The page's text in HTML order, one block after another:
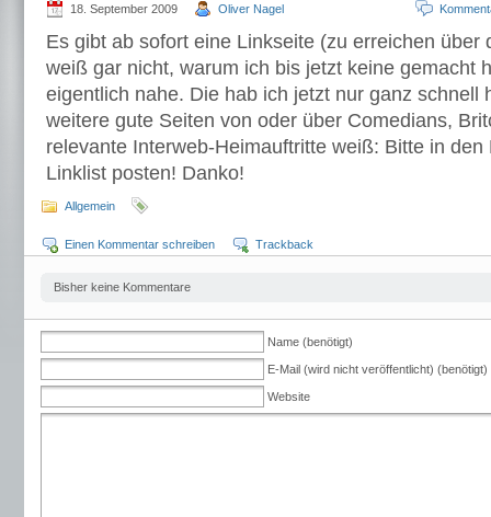
18. September 2009 Oliver Nagel
Es gibt ab sofort eine Linkseite (zu erreichen über
weiß gar nicht, warum ich bis jetzt keine gemacht
eigentlich nahe. Die hab ich jetzt nur ganz
weitere gute Seiten von oder über Comedians,
relevante Interweb-Heimauftritte weiß: Bitte in
Linklist posten! Danko!
Allgemein
Einen Kommentar schreiben Trackback
Bisher keine Kommentare
Name (benötigt)
E-Mail (wird nicht veröffentlicht) (benötigt)
Website